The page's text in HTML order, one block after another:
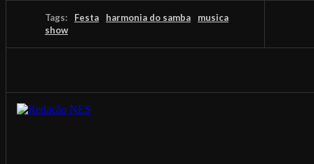
Tags: Festa harmonia do samba
musica
show